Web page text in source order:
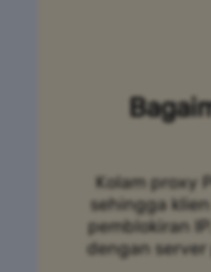
Kolam proxy
sehingga
pemblokiran
dengan server